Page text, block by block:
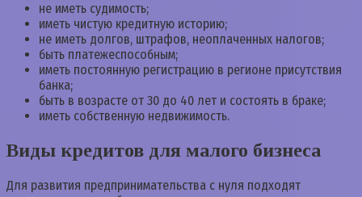
не иметь судимость;
иметь чистую кредитную историю;
не иметь долгов, штрафов, неоплаченных налогов;
быть платежеспособным;
иметь постоянную регистрацию в регионе присутствия
банка;
быть в возрасте от 30 до 40 лет и состоять в браке;
иметь собственную недвижимость.
Виды кредитов для малого бизнеса
Для развития предпринимательства с нуля подходят